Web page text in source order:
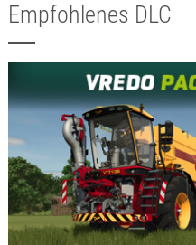
Empfohlenes DLC